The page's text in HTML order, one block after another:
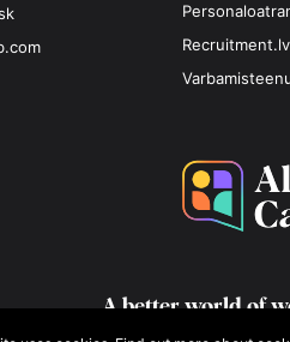
Recruitment.lv
A better world of